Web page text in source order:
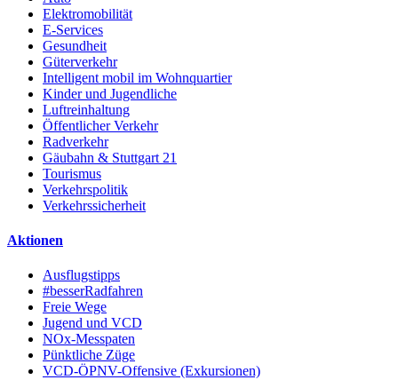
Elektromobilität
E-Services
Gesundheit
Güterverkehr
Intelligent mobil im Wohnquartier
Kinder und Jugendliche
Luftreinhaltung
Öffentlicher Verkehr
Radverkehr
Gäubahn & Stuttgart 21
Tourismus
Verkehrspolitik
Verkehrssicherheit
Aktionen
Ausflugstipps
#besserRadfahren
Freie Wege
Jugend und VCD
NOx-Messpaten
Pünktliche Züge
VCD-ÖPNV-Offensive (Exkursionen)